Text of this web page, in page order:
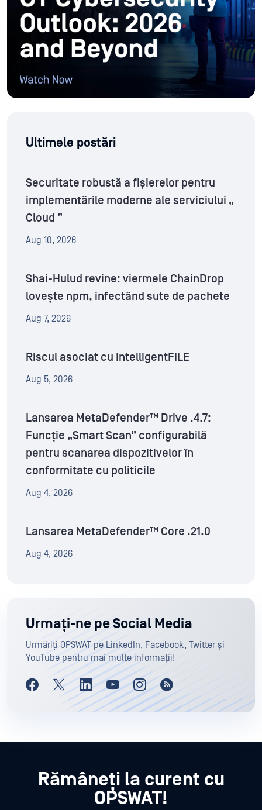
Ultimele postări
Securitate robustă a fișierelor pentru
implementările moderne ale serviciului „
Cloud ”
Aug 10, 2026
Shai-Hulud revine: viermele ChainDrop
lovește npm, infectând sute de pachete
Aug 7, 2026
Riscul asociat cu IntelligentFILE
Aug 5, 2026
Lansarea MetaDefender™ Drive .4.7:
Funcție „Smart Scan” configurabilă
pentru scanarea dispozitivelor în
conformitate cu politicile
Aug 4, 2026
Lansarea MetaDefender™ Core .21.0
Aug 4, 2026
Urmați-ne pe Social Media
Urmăriți OPSWAT pe LinkedIn, Facebook, Twitter și
YouTube pentru mai multe informații!
Rămâneți la curent cu
OPSWAT!